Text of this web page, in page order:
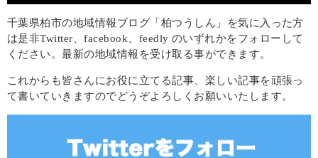
千葉県柏市の地域情報ブログ「柏つうしん」を気に入った方
は是非Twitter、facebook、feedly のいずれかをフォローして
ください。最新の地域情報を受け取る事ができます。
これからも皆さんにお役に立てる記事、楽しい記事を頑張っ
て書いていきますのでどうぞよろしくお願いいたします。